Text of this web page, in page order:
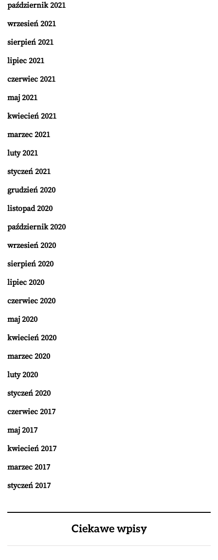
październik 2021
wrzesień 2021
sierpień 2021
lipiec 2021
czerwiec 2021
maj 2021
kwiecień 2021
marzec 2021
luty 2021
styczeń 2021
grudzień 2020
listopad 2020
październik 2020
wrzesień 2020
sierpień 2020
lipiec 2020
czerwiec 2020
maj 2020
kwiecień 2020
marzec 2020
luty 2020
styczeń 2020
czerwiec 2017
maj 2017
kwiecień 2017
marzec 2017
styczeń 2017
Ciekawe wpisy